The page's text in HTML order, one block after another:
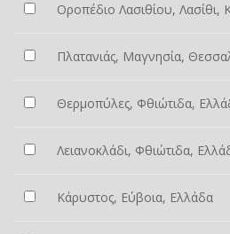
Οροπέδιο Λασιθίου, Λασίθι,
Πλατανιάς, Μαγνησία,
Θερμοπύλες, Φθιώτιδα,
Λειανοκλάδι, Φθιώτιδα,
Κάρυστος, Εύβοια, Ελλάδα